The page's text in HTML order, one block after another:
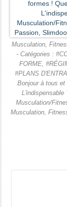
Musculation,
- Catégories :
FORME,
#PLANS
Bonjour à tous
L'indispensable
Musculation/
Musculation,